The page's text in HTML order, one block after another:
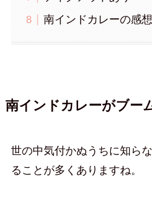
南インドカレーの感想
南インドカレーがブー
世の中気付かぬうちに知ら
ることが多くありますね。